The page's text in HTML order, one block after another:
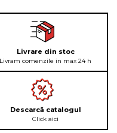
Livrare din stoc
Livram comenzile in max 24 h
Descarcă catalogul
Click aici